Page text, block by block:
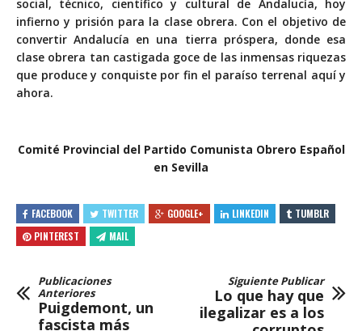
social, técnico, científico y cultural de Andalucía, hoy
infierno y prisión para la clase obrera. Con el objetivo de
convertir Andalucía en una tierra próspera, donde esa
clase obrera tan castigada goce de las inmensas riquezas
que produce y conquiste por fin el paraíso terrenal aquí y
ahora.
Comité Provincial del Partido Comunista Obrero Español
en Sevilla
FACEBOOK TWITTER GOOGLE+ LINKEDIN
TUMBLR
PINTEREST
MAIL
Publicaciones
Anteriores
Puigdemont, un
fascista más
Siguiente Publicar
Lo que hay que
ilegalizar es a los